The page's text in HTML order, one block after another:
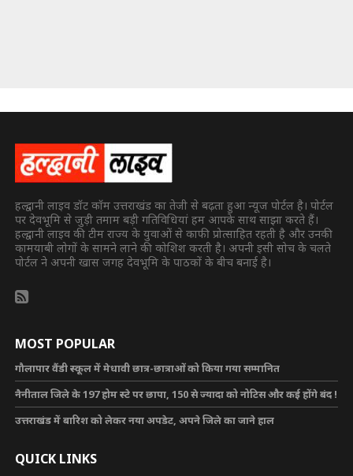
हल्द्वानी लाइव डॉट कॉम उत्तराखंड का तेजी से बढ़ता हुआ न्यूज पोर्टल है। पोर्टल
पर देवभूमि से जुड़ी तमाम बड़ी गतिविधियां हम आपके साथ साझा करते हैं।
हल्द्वानी लाइव की टीम राज्य के युवाओं से काफी प्रोत्साहित रहती है और उनकी
कामयाबी लोगों के सामने लाने की कोशिश करती है। अपनी इसी सोच के चलते
पोर्टल ने अपनी खास जगह देवभूमि के पाठकों के बीच बनाई है।
MOST POPULAR
गौलापार वैंडी स्कूल में मेधावी छात्र-छात्राओं को किया गया सम्मानित
नैनीताल जिले के 197 होम स्टे पर छापा, 150 से ज्यादा को नोटिस और कई होंगे बंद !
उत्तराखंड में बारिश को लेकर नया अपडेट, अपने जिले का जाने हाल
QUICK LINKS